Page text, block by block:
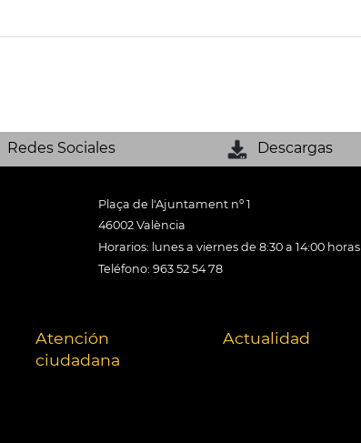
Redes Sociales Descargas
Plaça de l'Ajuntament nº 1
46002 València
Horarios: lunes a viernes de 8:30 a 14:00 horas
Teléfono: 963 52 54 78
Atención
ciudadana
Actualidad